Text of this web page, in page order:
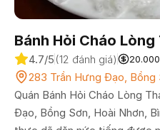
Bánh Hỏi Cháo
4.7/5 (12 đánh giá)
283 Trần Hưng Đạo, Bồng
Quán Bánh Hỏi Cháo Lòng
Đạo, Bồng Sơn, Hoài Nhơn,